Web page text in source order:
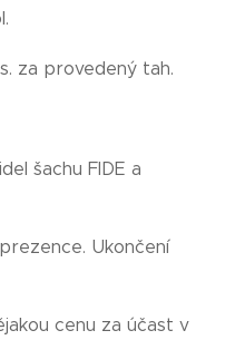
za provedený tah.
šachu FIDE a
Ukončení
cenu za účast v